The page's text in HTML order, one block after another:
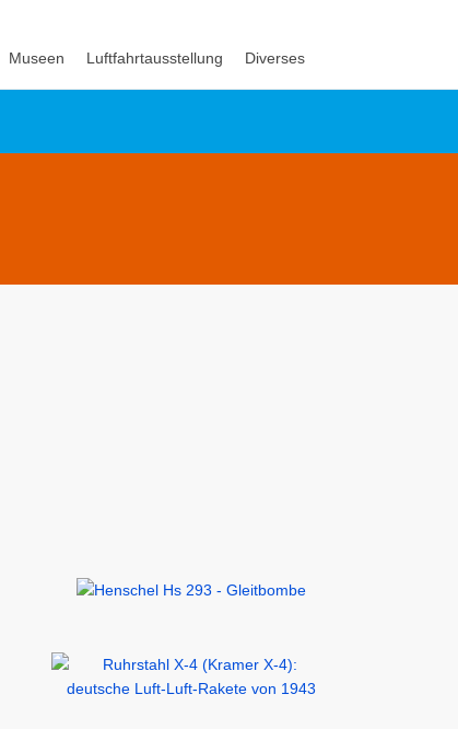
Museen Luftfahrtausstellung Diverses